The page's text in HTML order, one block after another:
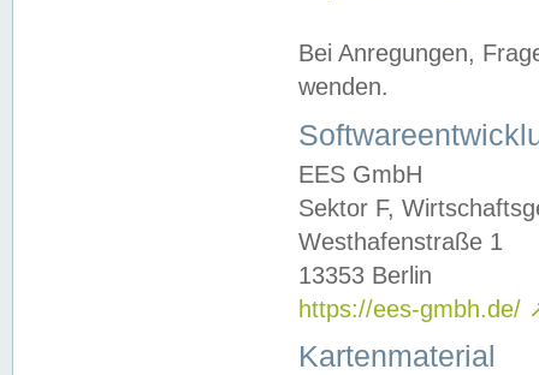
Bei Anregungen,
wenden.
EES GmbH
Sektor F,
Westhafenstraße 1
13353 Berlin
https://ees-gmbh.de/
Kartenmaterial